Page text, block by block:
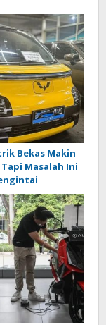
Bekas Makin
Masalah Ini